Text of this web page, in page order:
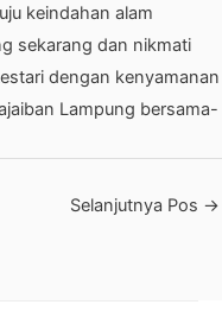
keindahan alam
sekarang dan nikmati
dengan kenyamanan
Lampung bersama-
Selanjutnya Pos →